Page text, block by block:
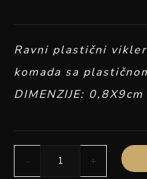
Ravni plastični
komada sa
DIMENZIJE: 0,8X9cm
- +